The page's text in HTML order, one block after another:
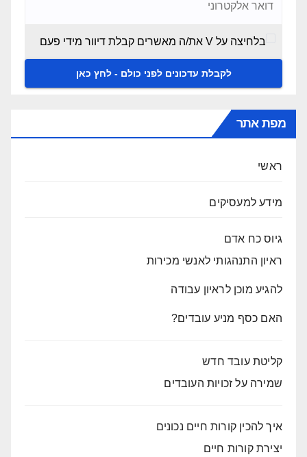
בלחיצה על V את/ה מאשרים קבלת דיוור מידי פעם
מפת אתר
ראשי
מידע למעסיקים
גיוס כח אדם
ראיון התנהגותי לאנשי מכירות
להגיע מוכן לראיון עבודה
האם כסף מניע עובדים?
קליטת עובד חדש
שמירה על זכויות העובדים
איך להכין קורות חיים נכונים
יצירת קורות חיים